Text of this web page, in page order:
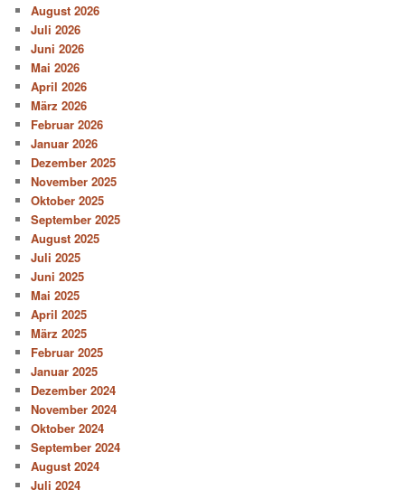
August 2026
Juli 2026
Juni 2026
Mai 2026
April 2026
März 2026
Februar 2026
Januar 2026
Dezember 2025
November 2025
Oktober 2025
September 2025
August 2025
Juli 2025
Juni 2025
Mai 2025
April 2025
März 2025
Februar 2025
Januar 2025
Dezember 2024
November 2024
Oktober 2024
September 2024
August 2024
Juli 2024